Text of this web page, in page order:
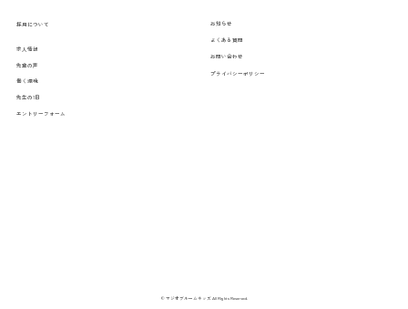
採用について
求人情報
先輩の声
働く環境
先生の1日
エントリーフォーム
お知らせ
よくある質問
お問い合わせ
プライバシーポリシー
© マジオブルームキッズ All Rights Reserved.